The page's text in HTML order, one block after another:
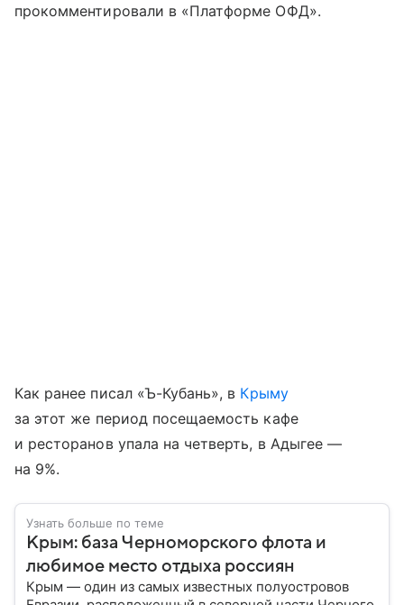
прокомментировали в «Платформе ОФД».
Как ранее писал «Ъ-Кубань», в Крыму
за этот же период посещаемость кафе
и ресторанов упала на четверть, в Адыгее —
на 9%.
Узнать больше по теме
Крым: база Черноморского флота и
любимое место отдыха россиян
Крым — один из самых известных полуостровов